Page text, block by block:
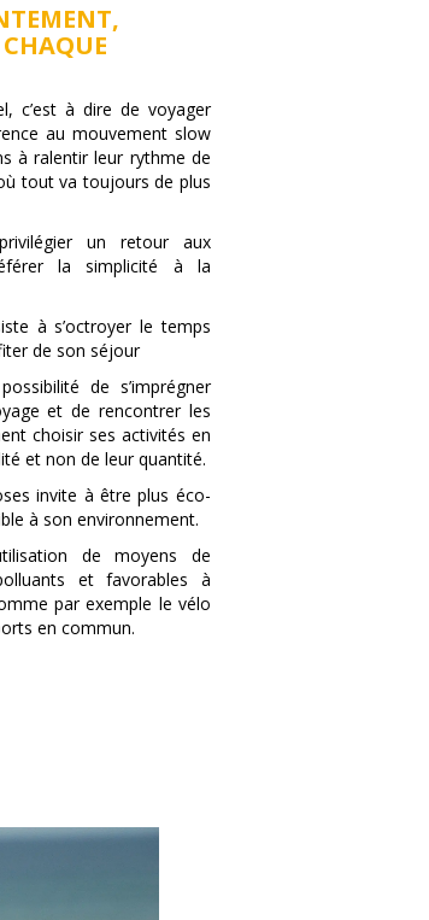
c’est à dire de voyager
au mouvement slow
à ralentir leur rythme de
tout va toujours de plus
un retour aux
la simplicité à la
à s’octroyer le temps
de son séjour
de s’imprégner
et de rencontrer les
choisir ses activités en
et non de leur quantité.
invite à être plus éco-
à son environnement.
de moyens de
et favorables à
par exemple le vélo
en commun.